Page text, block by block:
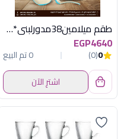
طقم ميلامين38مدورلبنى*كريمى منقط اكسفورد
EGP4640
0
(0)
0 تم البيع
اشترِ الآن